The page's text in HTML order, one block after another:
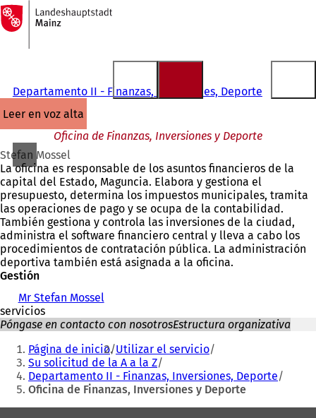
Saltar al contenido
A
la
página
Departamento II - Finanzas, Inversiones, Deporte
leer en voz alta
Oficina de Finanzas, Inversiones y Deporte
Stefan Mossel
La oficina es responsable de los asuntos financieros de la
capital del Estado, Maguncia. Elabora y gestiona el
presupuesto, determina los impuestos municipales, tramita
las operaciones de pago y se ocupa de la contabilidad.
También gestiona y controla las inversiones de la ciudad,
administra el software financiero central y lleva a cabo los
procedimientos de contratación pública. La administración
deportiva también está asignada a la oficina.
Gestión
Mr Stefan Mossel
servicios
Póngase en contacto con nosotrosEstructura organizativa
Estás
aquí:
Página de inicio Utilizar el servicio
Su solicitud de la A a la Z
Departamento II - Finanzas, Inversiones, Deporte
Oficina de Finanzas, Inversiones y Deporte